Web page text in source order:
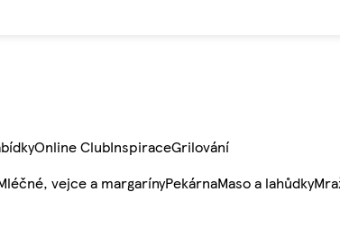
Online ClubInspiraceGrilování
vejce a margarínyPekárnaMaso a lahůdky